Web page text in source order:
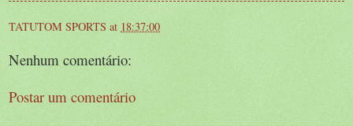
TATUTOM SPORTS at 18:37:00
Nenhum comentário:
Postar um comentário